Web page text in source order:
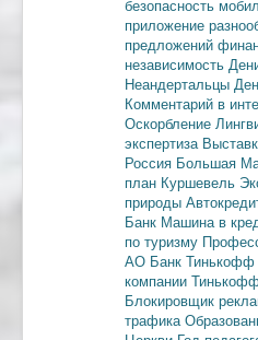
безопасность
приложение
предложений
независимость
Неандертальцы
Комментарий в
Оскорбление
экспертиза
Россия Большая
план Куршевель
природы
Банк Машина в
по туризму
АО Банк Тинькофф
компании
Блокировщик
трафика